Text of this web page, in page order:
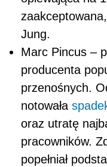
Jung.
Marc Pincus –
producenta
przenośnych.
notowała
oraz utratę
pracowników.
popełniał